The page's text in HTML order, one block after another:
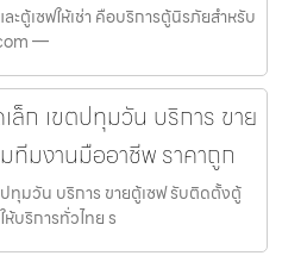
ะตู้เซฟให้เช่า คือบริการตู้นิรภัยสำหรับ
—
ล็ก เขตปทุมวัน บริการ ขาย
ทีมงานมืออาชีพ ราคาถูก
ทุมวัน บริการ ขายตู้เซฟ รับติดตั้งตู้
บริการทั่วไทย ร